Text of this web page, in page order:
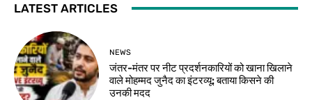
LATEST ARTICLES
NEWS
जंतर-मंतर पर नीट प्रदर्शनकारियों को खाना खिलाने
वाले मोहम्मद जुनैद का इंटरव्यू: बताया किसने की
उनकी मदद